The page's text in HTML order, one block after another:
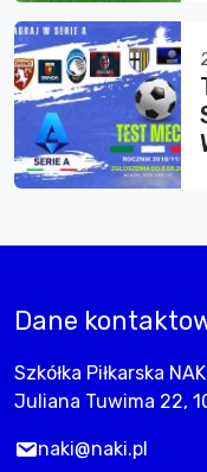
Dane
Szkółka Piłkarska
Juliana Tuwima 22,
naki@naki.pl